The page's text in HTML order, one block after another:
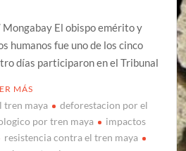
El obispo emérito y
humanos fue uno de los cinco
días participaron en el Tribunal
MÁS
tren maya
deforestacion por el
por tren maya
impactos
resistencia contra el tren maya